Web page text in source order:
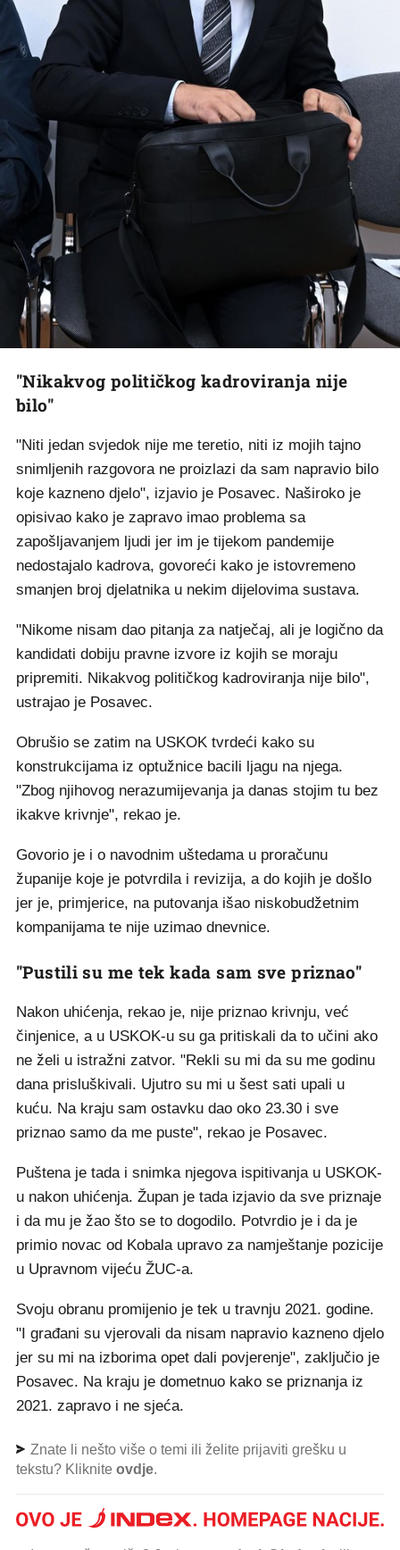
"Nikakvog političkog kadroviranja nije
bilo"
"Niti jedan svjedok nije me teretio, niti iz mojih tajno
snimljenih razgovora ne proizlazi da sam napravio bilo
koje kazneno djelo", izjavio je Posavec. Naširoko je
opisivao kako je zapravo imao problema sa
zapošljavanjem ljudi jer im je tijekom pandemije
nedostajalo kadrova, govoreći kako je istovremeno
smanjen broj djelatnika u nekim dijelovima sustava.
"Nikome nisam dao pitanja za natječaj, ali je logično da
kandidati dobiju pravne izvore iz kojih se moraju
pripremiti. Nikakvog političkog kadroviranja nije bilo",
ustrajao je Posavec.
Obrušio se zatim na USKOK tvrdeći kako su
konstrukcijama iz optužnice bacili ljagu na njega.
"Zbog njihovog nerazumijevanja ja danas stojim tu bez
ikakve krivnje", rekao je.
Govorio je i o navodnim uštedama u proračunu
županije koje je potvrdila i revizija, a do kojih je došlo
jer je, primjerice, na putovanja išao niskobudžetnim
kompanijama te nije uzimao dnevnice.
"Pustili su me tek kada sam sve priznao"
Nakon uhićenja, rekao je, nije priznao krivnju, već
činjenice, a u USKOK-u su ga pritiskali da to učini ako
ne želi u istražni zatvor. "Rekli su mi da su me godinu
dana prisluškivali. Ujutro su mi u šest sati upali u
kuću. Na kraju sam ostavku dao oko 23.30 i sve
priznao samo da me puste", rekao je Posavec.
Puštena je tada i snimka njegova ispitivanja u USKOK-
u nakon uhićenja. Župan je tada izjavio da sve priznaje
i da mu je žao što se to dogodilo. Potvrdio je i da je
primio novac od Kobala upravo za namještanje pozicije
u Upravnom vijeću ŽUC-a.
Svoju obranu promijenio je tek u travnju 2021. godine.
"I građani su vjerovali da nisam napravio kazneno djelo
jer su mi na izborima opet dali povjerenje", zaključio je
Posavec. Na kraju je dometnuo kako se priznanja iz
2021. zapravo i ne sjeća.
Znate li nešto više o temi ili želite prijaviti grešku u
tekstu? Kliknite ovdje.